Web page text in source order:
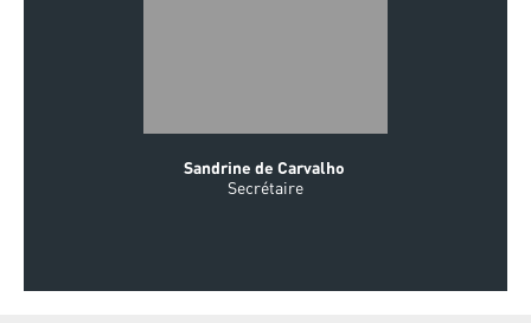
Sandrine de Carvalho
Secrétaire